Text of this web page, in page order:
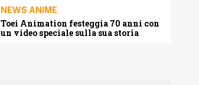
NEWS ANIME
Toei Animation festeggia 70 anni con
un video speciale sulla sua storia